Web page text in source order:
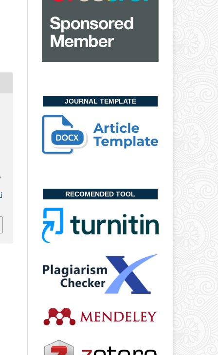
,
JOURNAL TEMPLATE
RECOMENDED TOOL